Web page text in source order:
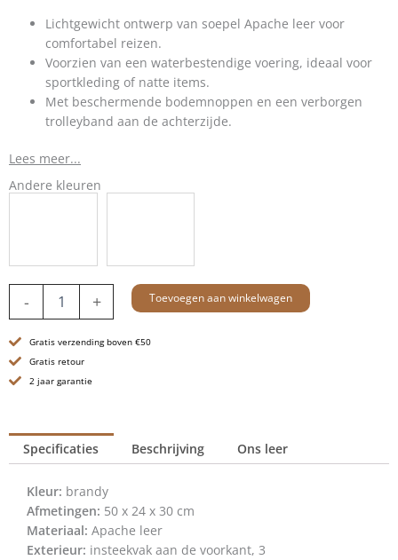
Lichtgewicht ontwerp van soepel Apache leer voor
comfortabel reizen.
Voorzien van een waterbestendige voering, ideaal voor
sportkleding of natte items.
Met beschermende bodemnoppen en een verborgen
trolleyband aan de achterzijde.
Lees meer...
Andere kleuren
-
Weekendtas
17
inch
-
Brandy
Cognac
aantal
+ Toevoegen aan winkelwagen
Gratis verzending boven €50
Gratis retour
2 jaar garantie
Specificaties Beschrijving Ons leer
Kleur: brandy
Afmetingen: 50 x 24 x 30 cm
Materiaal: Apache leer
Exterieur: insteekvak aan de voorkant, 3